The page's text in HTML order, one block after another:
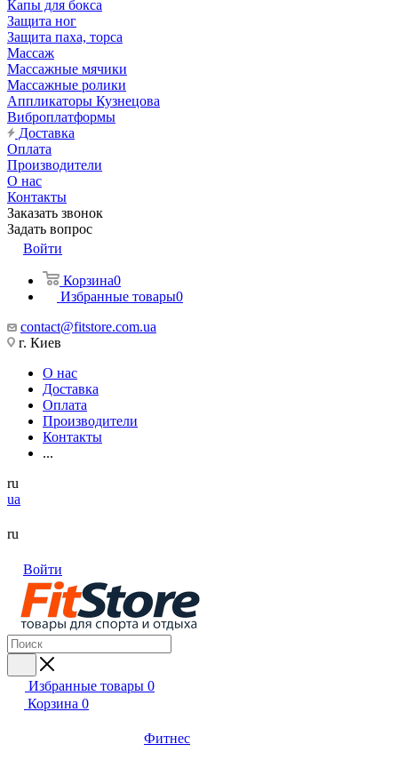
Капы для бокса
Защита ног
Защита паха, торса
Массаж
Массажные мячики
Массажные ролики
Аппликаторы Кузнецова
Виброплатформы
Доставка
Оплата
Производители
О нас
Контакты
Заказать звонок
Задать вопрос
Войти
Корзина0
Избранные товары0
contact@fitstore.com.ua
г. Киев
О нас
Доставка
Оплата
Производители
Контакты
...
ru
ua
ru
Войти
Избранные товары 0
Корзина 0
Фитнес